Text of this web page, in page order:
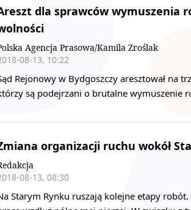
dla sprawców wymuszenia
Agencja Prasowa/Kamila Zroślak
08-13, 10:22
Rejonowy w Bydgoszczy aresztował na
są podejrzani o brutalne wymuszenie
organizacji ruchu wokół
08-13, 08:30
Starym Rynku ruszają kolejne etapy